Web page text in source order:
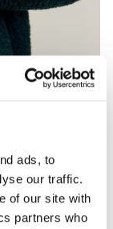
ads, to
our traffic.
of our site with
partners who